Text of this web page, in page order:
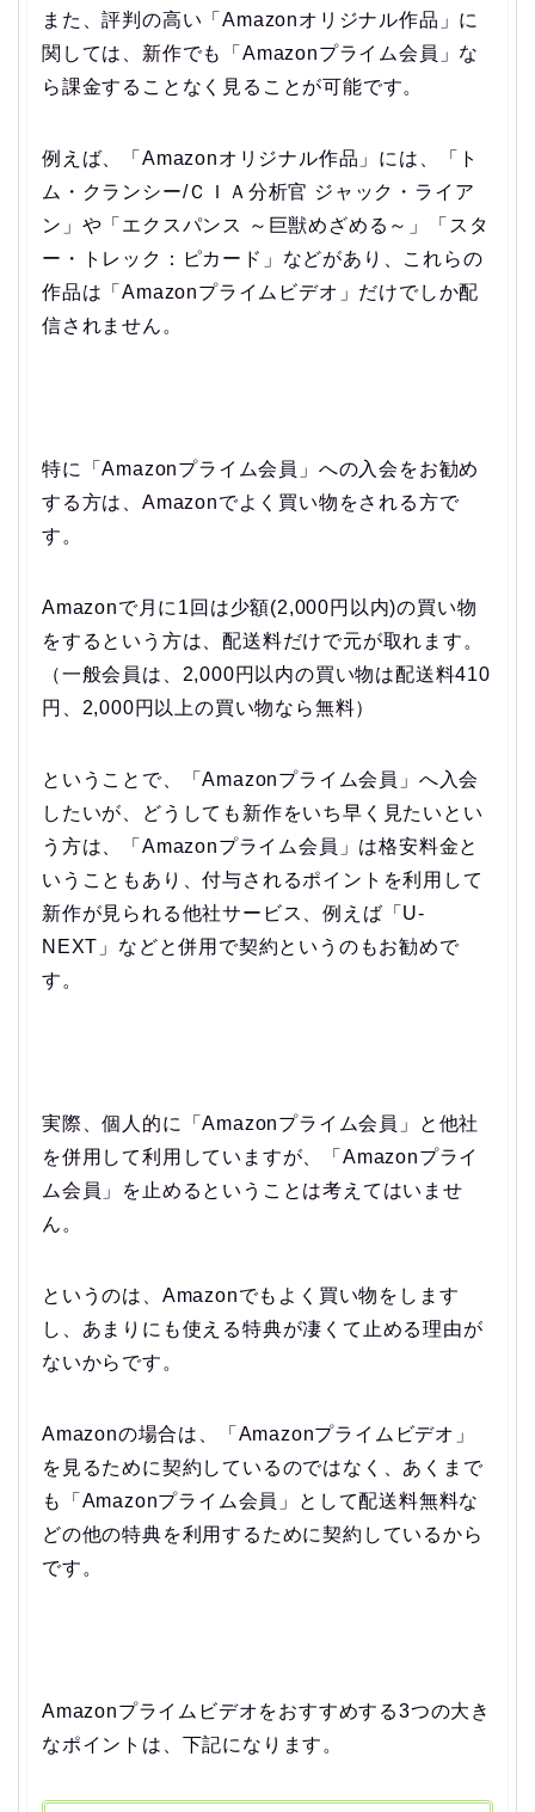
また、評判の高い「Amazonオリジナル作品」に
関しては、新作でも「Amazonプライム会員」な
ら課金することなく見ることが可能です。
例えば、「Amazonオリジナル作品」には、「ト
ム・クランシー/ＣＩＡ分析官 ジャック・ライア
ン」や「エクスパンス ～巨獣めざめる～」「スタ
ー・トレック：ピカード」などがあり、これらの
作品は「Amazonプライムビデオ」だけでしか配
信されません。
特に「Amazonプライム会員」への入会をお勧め
する方は、Amazonでよく買い物をされる方で
す。
Amazonで月に1回は少額(2,000円以内)の買い物
をするという方は、配送料だけで元が取れます。
（一般会員は、2,000円以内の買い物は配送料410
円、2,000円以上の買い物なら無料）
ということで、「Amazonプライム会員」へ入会
したいが、どうしても新作をいち早く見たいとい
う方は、「Amazonプライム会員」は格安料金と
いうこともあり、付与されるポイントを利用して
新作が見られる他社サービス、例えば「U-
NEXT」などと併用で契約というのもお勧めで
す。
実際、個人的に「Amazonプライム会員」と他社
を併用して利用していますが、「Amazonプライ
ム会員」を止めるということは考えてはいませ
ん。
というのは、Amazonでもよく買い物をします
し、あまりにも使える特典が凄くて止める理由が
ないからです。
Amazonの場合は、「Amazonプライムビデオ」
を見るために契約しているのではなく、あくまで
も「Amazonプライム会員」として配送料無料な
どの他の特典を利用するために契約しているから
です。
Amazonプライムビデオをおすすめする3つの大き
なポイントは、下記になります。